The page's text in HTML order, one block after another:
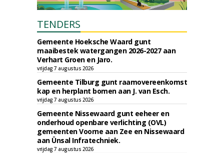
TENDERS
Gemeente Hoeksche Waard gunt
maaibestek watergangen 2026-2027 aan
Verhart Groen en Jaro.
vrijdag 7 augustus 2026
Gemeente Tilburg gunt raamovereenkomst
kap en herplant bomen aan J. van Esch.
vrijdag 7 augustus 2026
Gemeente Nissewaard gunt eeheer en
onderhoud openbare verlichting (OVL)
gemeenten Voorne aan Zee en Nissewaard
aan Ünsal Infratechniek.
vrijdag 7 augustus 2026